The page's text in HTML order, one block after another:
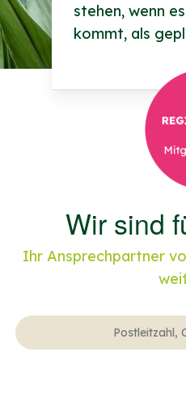
stehen, wenn
kommt, als
Wir sind
Ihr Ansprechpartner